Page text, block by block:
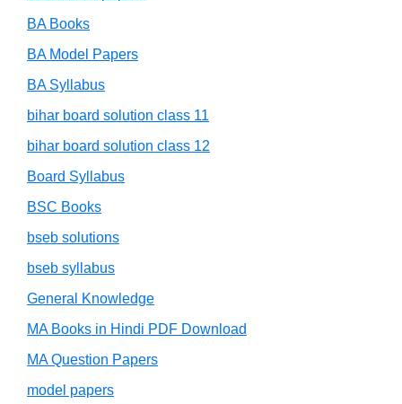
BA Books
BA Model Papers
BA Syllabus
bihar board solution class 11
bihar board solution class 12
Board Syllabus
BSC Books
bseb solutions
bseb syllabus
General Knowledge
MA Books in Hindi PDF Download
MA Question Papers
model papers